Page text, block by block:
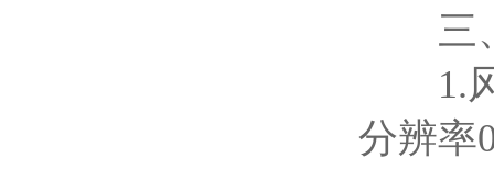
三、
1.风
分辨率